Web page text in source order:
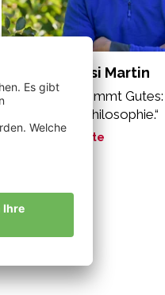
LesinaDebiasi Martin
„Von Gutem kommt
ganzheitliche Philosophie.“
Meine Geschichte